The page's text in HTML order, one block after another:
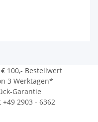
100,- Bestellwert
3 Werktagen*
Garantie
2903 - 6362